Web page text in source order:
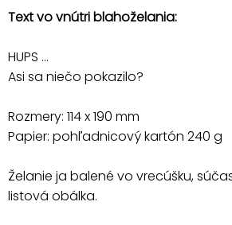
Text vo vnútri blahoželania:
HUPS ...
Asi sa niečo pokazilo?
Rozmery: 114 x 190 mm
Papier: pohľadnicový kartón 240 g
Želanie ja balené vo vrecúšku,
listová obálka.